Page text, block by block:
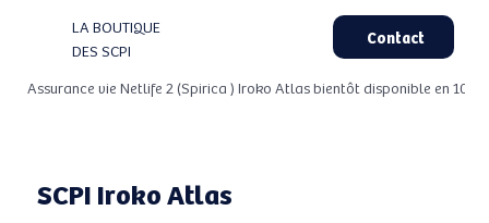
LA BOUTIQUE
DES SCPI
Assurance vie Netlife 2 (Spirica ) Iroko Atlas bientôt disponible en 100%
Contact
SCPI Iroko Atlas